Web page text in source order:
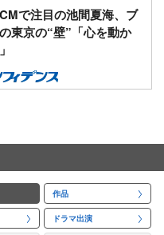
で注目の池間夏海、ブ
東京の“壁”「心を動か
作品
ドラマ出演